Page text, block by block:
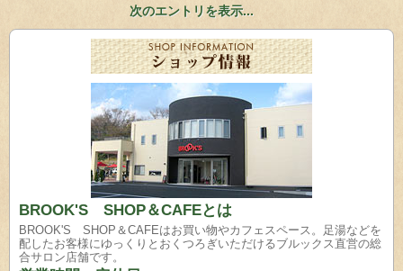
次のエントリを表示...
BROOK'S SHOP＆CAFEとは
BROOK'S SHOP＆CAFEはお買い物やカフェスペース。足湯などを
配したお客様にゆっくりとおくつろぎいただけるブルックス直営の総
合サロン店舗です。